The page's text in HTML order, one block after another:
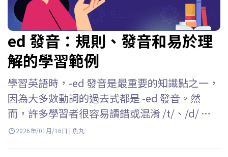
ed 發音：規則、發音和易於理
解的學習範例
學習英語時，-ed 發音是最重要的知識點之一，
因為大多數動詞的過去式都是 -ed 發音。然
而，許多學習者很容易讀錯或混淆 /t/、/d/ 和 /
ɪd/ 這三種發音。 ELSA Speak 將幫助你理解英
2026年/01月/16日 | 魚丸